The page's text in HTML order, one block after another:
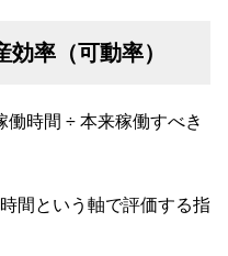
率（可動率）
時間 ÷ 本来稼働すべき
間という軸で評価する指